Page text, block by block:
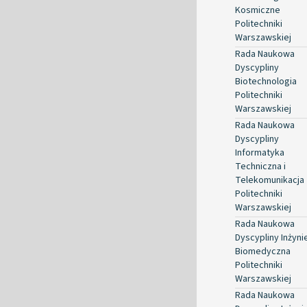
Kosmiczne
Politechniki
Warszawskiej
Rada Naukowa
Dyscypliny
Biotechnologia
Politechniki
Warszawskiej
Rada Naukowa
Dyscypliny
Informatyka
Techniczna i
Telekomunikacja
Politechniki
Warszawskiej
Rada Naukowa
Dyscypliny
Biomedyczna
Politechniki
Warszawskiej
Rada Naukowa